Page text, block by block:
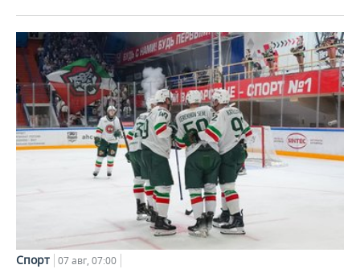
Спорт 07 авг, 07:00